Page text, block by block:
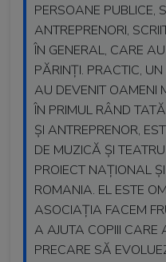
PERSOANE PUBLICE,
ANTREPRENORI,
ÎN GENERAL, CARE
PĂRINȚI. PRACTIC,
AU DEVENIT OAMENI
ÎN PRIMUL RÂND
ȘI ANTREPRENOR,
DE MUZICĂ ȘI
PROIECT NAȚIONAL
ROMANIA. EL ESTE
ASOCIAȚIA FACEM
A AJUTA COPIII CARE
PRECARE SĂ